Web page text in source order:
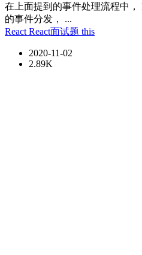
在上面提到的事件处理流程中，
的事件分发， ...
React React面试题 this
2020-11-02
2.89K